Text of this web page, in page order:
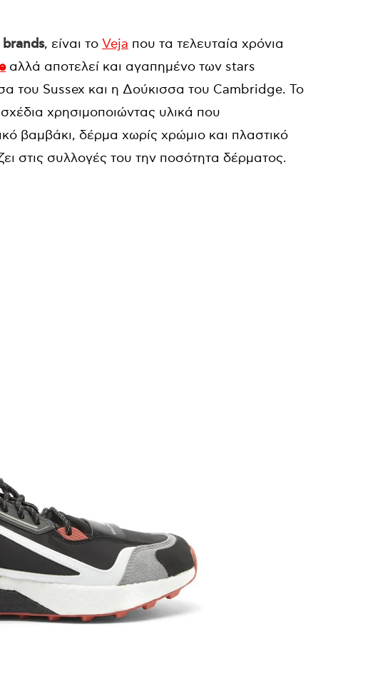
, είναι το Veja που τα τελευταία χρόνια
αλλά αποτελεί και αγαπημένο των stars
του Sussex και η Δούκισσα του Cambridge. Το
χρησιμοποιώντας υλικά που
βαμβάκι, δέρμα χωρίς χρώμιο και πλαστικό
στις συλλογές του την ποσότητα δέρματος.